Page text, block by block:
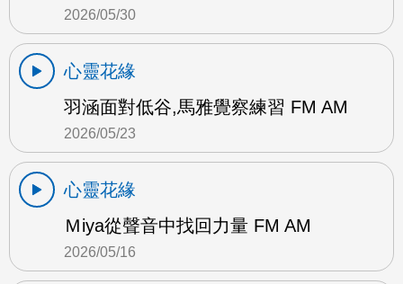
2026/05/30
心靈花緣
羽涵面對低谷,馬雅覺察練習 FM AM
2026/05/23
心靈花緣
Ｍiya從聲音中找回力量 FM AM
2026/05/16